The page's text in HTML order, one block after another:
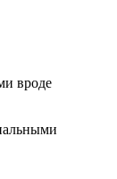
вроде